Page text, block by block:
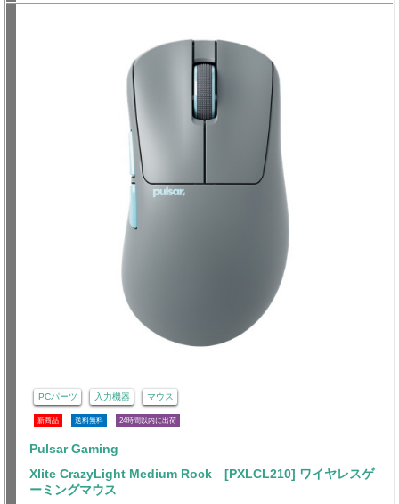
PCパーツ 入力機器 マウス
新商品 送料無料 24時間以内に出荷
Pulsar Gaming
Xlite CrazyLight Medium Rock [PXLCL210] ワイヤレスゲ
ーミングマウス